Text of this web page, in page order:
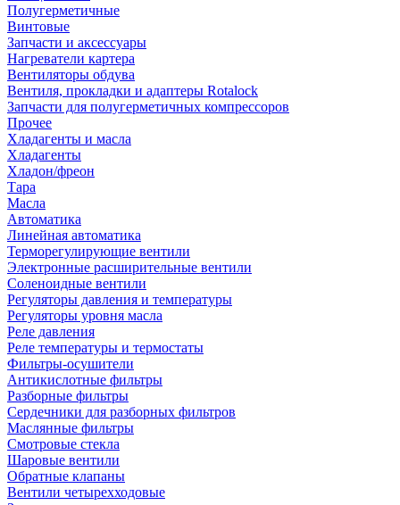
Полугерметичные
Винтовые
Запчасти и аксессуары
Нагреватели картера
Вентиляторы обдува
Вентиля, прокладки и адаптеры Rotalock
Запчасти для полугерметичных компрессоров
Прочее
Хладагенты и масла
Хладагенты
Хладон/фреон
Тара
Масла
Автоматика
Линейная автоматика
Терморегулирующие вентили
Электронные расширительные вентили
Соленоидные вентили
Регуляторы давления и температуры
Регуляторы уровня масла
Реле давления
Реле температуры и термостаты
Фильтры-осушители
Антикислотные фильтры
Разборные фильтры
Сердечники для разборных фильтров
Маслянные фильтры
Смотровые стекла
Шаровые вентили
Обратные клапаны
Вентили четырехходовые